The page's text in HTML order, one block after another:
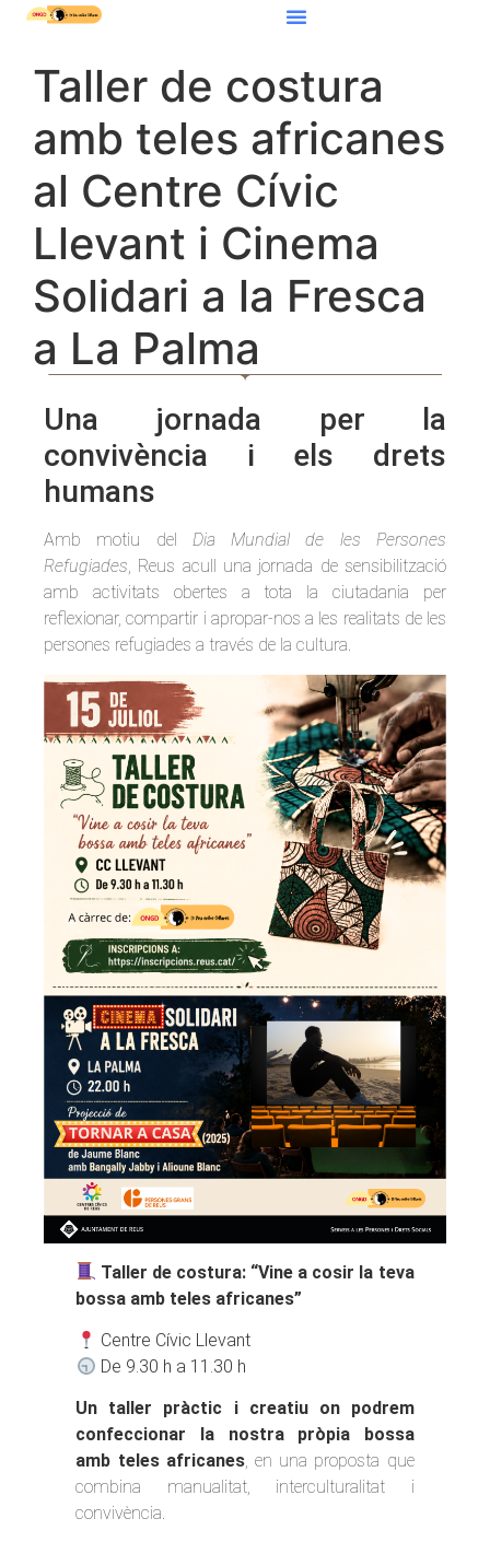
Taller de costura
amb teles africanes
al Centre Cívic
Llevant i Cinema
Solidari a la Fresca
a La Palma
Una jornada per la
convivència i els drets
humans
Amb motiu del Dia Mundial de les Persones
Refugiades, Reus acull una jornada de sensibilització
amb activitats obertes a tota la ciutadania per
reflexionar, compartir i apropar-nos a les realitats de les
persones refugiades a través de la cultura.
Taller de costura: “Vine a cosir la teva
bossa amb teles africanes”
Centre Cívic Llevant
De 9.30 h a 11.30 h
Un taller pràctic i creatiu on podrem
confeccionar la nostra pròpia bossa
amb teles africanes, en una proposta que
combina manualitat, interculturalitat i
convivència.